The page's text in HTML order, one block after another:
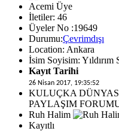
Acemi Üye
İletiler: 46
Üyeler No :19649
Durumu:Çevrimdışı
Location: Ankara
İsim Soyisim: Yıldırım
Kayıt Tarihi
26 Nisan 2017, 19:35:52
KULUÇKA
PAYLAŞIM
Ruh Halim
Kayıtlı